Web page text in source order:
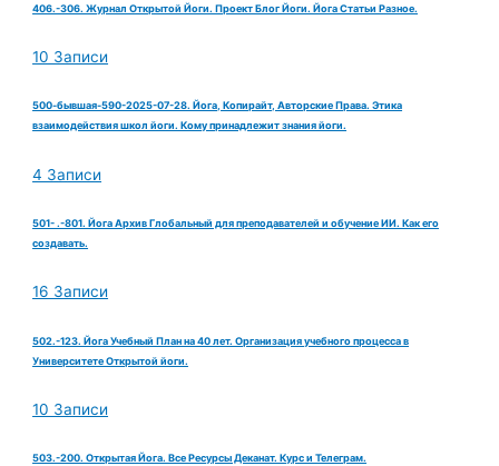
406.-306. Журнал Открытой Йоги. Проект Блог Йоги. Йога Статьи Разное.
10 Записи
500-бывшая-590-2025-07-28. Йога, Копирайт, Авторские Права. Этика
взаимодействия школ йоги. Кому принадлежит знания йоги.
4 Записи
501- .-801. Йога Архив Глобальный для преподавателей и обучение ИИ. Как его
создавать.
16 Записи
502.-123. Йога Учебный План на 40 лет. Организация учебного процесса в
Университете Открытой йоги.
10 Записи
503.-200. Открытая Йога. Все Ресурсы Деканат. Курс и Телеграм.